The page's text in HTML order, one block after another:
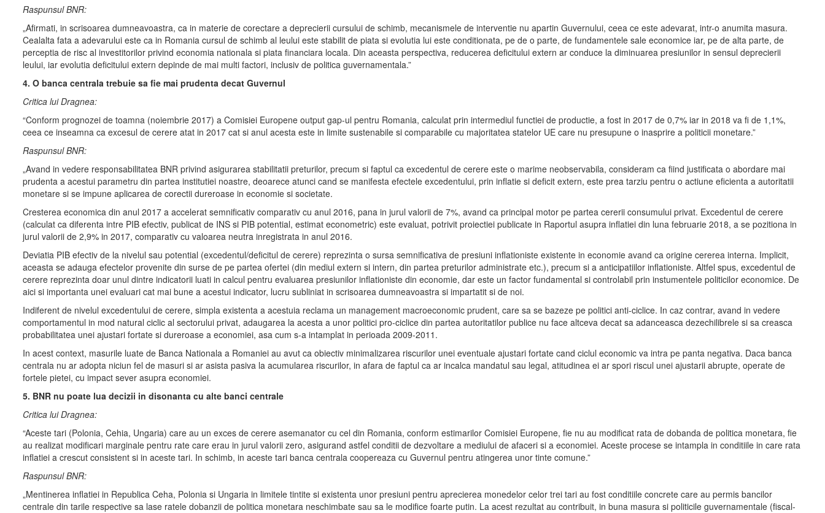
Raspunsul BNR:
„Afirmati, in scrisoarea dumneavoastra, ca in materie de corectare a deprecierii cursului de schimb, mecanismele de interventie nu apartin Guvernului, ceea ce este adevarat, intr-o anumita masura.
Cealalta fata a adevarului este ca in Romania cursul de schimb al leului este stabilit de piata si evolutia lui este conditionata, pe de o parte, de fundamentele sale economice iar, pe de alta parte, de
perceptia de risc al investitorilor privind economia nationala si piata financiara locala. Din aceasta perspectiva, reducerea deficitului extern ar conduce la diminuarea presiunilor in sensul deprecierii
leului, iar evolutia deficitului extern depinde de mai multi factori, inclusiv de politica guvernamentala.”
4. O banca centrala trebuie sa fie mai prudenta decat Guvernul
Critica lui Dragnea:
“Conform prognozei de toamna (noiembrie 2017) a Comisiei Europene output gap-ul pentru Romania, calculat prin intermediul functiei de productie, a fost in 2017 de 0,7% iar in 2018 va fi de 1,1%,
ceea ce inseamna ca excesul de cerere atat in 2017 cat si anul acesta este in limite sustenabile si comparabile cu majoritatea statelor UE care nu presupune o inasprire a politicii monetare.”
Raspunsul BNR:
„Avand in vedere responsabilitatea BNR privind asigurarea stabilitatii preturilor, precum si faptul ca excedentul de cerere este o marime neobservabila, consideram ca fiind justificata o abordare mai
prudenta a acestui parametru din partea institutiei noastre, deoarece atunci cand se manifesta efectele excedentului, prin inflatie si deficit extern, este prea tarziu pentru o actiune eficienta a autoritatii
monetare si se impune aplicarea de corectii dureroase in economie si societate.
Cresterea economica din anul 2017 a accelerat semnificativ comparativ cu anul 2016, pana in jurul valorii de 7%, avand ca principal motor pe partea cererii consumului privat. Excedentul de cerere
(calculat ca diferenta intre PIB efectiv, publicat de INS si PIB potential, estimat econometric) este evaluat, potrivit proiectiei publicate in Raportul asupra inflatiei din luna februarie 2018, a se pozitiona in
jurul valorii de 2,9% in 2017, comparativ cu valoarea neutra inregistrata in anul 2016.
Deviatia PIB efectiv de la nivelul sau potential (excedentul/deficitul de cerere) reprezinta o sursa semnificativa de presiuni inflationiste existente in economie avand ca origine cererea interna. Implicit,
aceasta se adauga efectelor provenite din surse de pe partea ofertei (din mediul extern si intern, din partea preturilor administrate etc.), precum si a anticipatiilor inflationiste. Altfel spus, excedentul de
cerere reprezinta doar unul dintre indicatorii luati in calcul pentru evaluarea presiunilor inflationiste din economie, dar este un factor fundamental si controlabil prin instumentele politicilor economice. De
aici si importanta unei evaluari cat mai bune a acestui indicator, lucru subliniat in scrisoarea dumneavoastra si impartatit si de noi.
Indiferent de nivelul excedentului de cerere, simpla existenta a acestuia reclama un management macroeconomic prudent, care sa se bazeze pe politici anti-ciclice. In caz contrar, avand in vedere
comportamentul in mod natural ciclic al sectorului privat, adaugarea la acesta a unor politici pro-ciclice din partea autoritatilor publice nu face altceva decat sa adanceasca dezechilibrele si sa creasca
probabilitatea unei ajustari fortate si dureroase a economiei, asa cum s-a intamplat in perioada 2009-2011.
In acest context, masurile luate de Banca Nationala a Romaniei au avut ca obiectiv minimalizarea riscurilor unei eventuale ajustari fortate cand ciclul economic va intra pe panta negativa. Daca banca
centrala nu ar adopta niciun fel de masuri si ar asista pasiva la acumularea riscurilor, in afara de faptul ca ar incalca mandatul sau legal, atitudinea ei ar spori riscul unei ajustarii abrupte, operate de
fortele pietei, cu impact sever asupra economiei.
5. BNR nu poate lua decizii in disonanta cu alte banci centrale
Critica lui Dragnea:
“Aceste tari (Polonia, Cehia, Ungaria) care au un exces de cerere asemanator cu cel din Romania, conform estimarilor Comisiei Europene, fie nu au modificat rata de dobanda de politica monetara, fie
au realizat modificari marginale pentru rate care erau in jurul valorii zero, asigurand astfel conditii de dezvoltare a mediului de afaceri si a economiei. Aceste procese se intampla in conditiile in care rata
inflatiei a crescut consistent si in aceste tari. In schimb, in aceste tari banca centrala coopereaza cu Guvernul pentru atingerea unor tinte comune.”
Raspunsul BNR:
„Mentinerea inflatiei in Republica Ceha, Polonia si Ungaria in limitele tintite si existenta unor presiuni pentru aprecierea monedelor celor trei tari au fost conditiile concrete care au permis bancilor
centrale din tarile respective sa lase ratele dobanzii de politica monetara neschimbate sau sa le modifice foarte putin. La acest rezultat au contribuit, in buna masura si politicile guvernamentale (fiscal-